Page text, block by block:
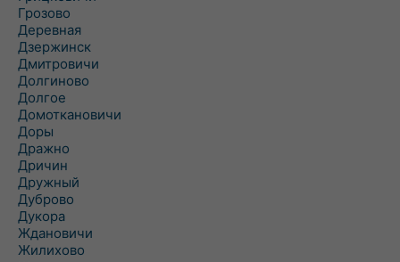
Грозово
Деревная
Дзержинск
Дмитровичи
Долгиново
Долгое
Домоткановичи
Доры
Дражно
Дричин
Дружный
Дуброво
Дукора
Ждановичи
Жилихово